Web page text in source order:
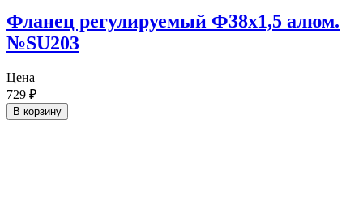
Фланец регулируемый Ф38х1,5 алюм.
№SU203
Цена
729 ₽
В корзину